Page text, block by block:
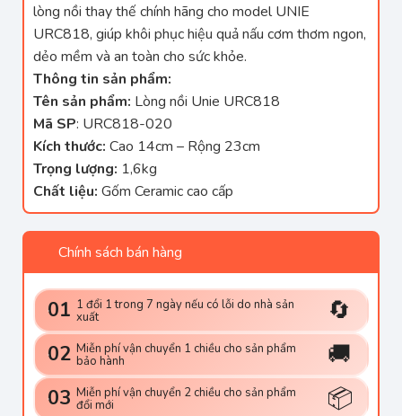
lòng nồi thay thế chính hãng cho model UNIE
URC818, giúp khôi phục hiệu quả nấu cơm thơm ngon,
dẻo mềm và an toàn cho sức khỏe.
Thông tin sản phẩm:
Tên sản phẩm: Lòng nồi Unie URC818
Mã SP: URC818-020
Kích thước: Cao 14cm – Rộng 23cm
Trọng lượng: 1,6kg
Chất liệu: Gốm Ceramic cao cấp
Chính sách bán hàng
01 1 đổi 1 trong 7 ngày nếu có lỗi do nhà sản
xuất 🔄
02 Miễn phí vận chuyển 1 chiều cho sản phẩm
bảo hành 🚚
03 Miễn phí vận chuyển 2 chiều cho sản phẩm
đổi mới 📦